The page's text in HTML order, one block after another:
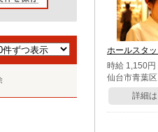
ホールスタ
時給 1,150円
仙台市青葉区
詳細